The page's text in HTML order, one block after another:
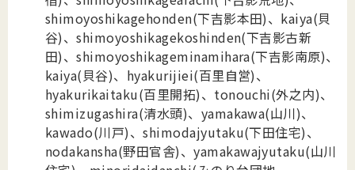
shimoyoshikagehonden(下吉影本田)、kaiya(貝
谷)、shimoyoshikagekoshinden(下吉影古新
田)、shimoyoshikageminamihara(下吉影南原)、
kaiya(貝谷)、hyakurijiei(百里自営)、
hyakurikaitaku(百里開拓)、tonouchi(外之内)、
shimizugashira(清水頭)、yamakawa(山川)、
kawado(川戸)、shimodajyutaku(下田住宅)、
nodakansha(野田官舎)、yamakawajyutaku(山川